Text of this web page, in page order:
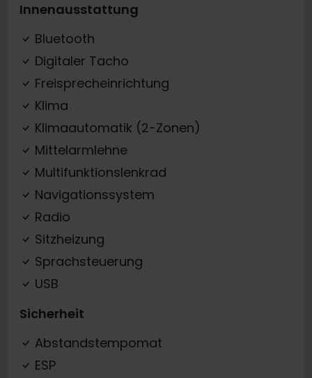
Innenausstattung
Bluetooth
Digitaler Tacho
Freisprecheinrichtung
Klima
Klimaautomatik (2-Zonen)
Mittelarmlehne
Multifunktionslenkrad
Navigationssystem
Radio
Sitzheizung
Sprachsteuerung
USB
Sicherheit
Abstandstempomat
ESP